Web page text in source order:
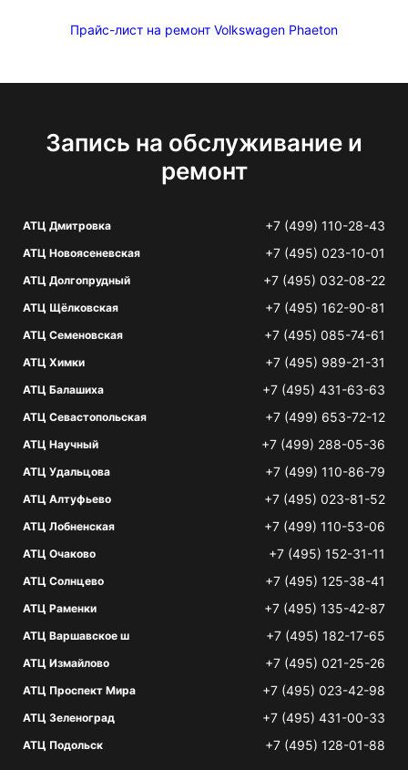
Прайс-лист на ремонт Volkswagen Phaeton
Запись на обслуживание и
ремонт
АТЦ Дмитровка +7 (499) 110-28-43
АТЦ Новоясеневская +7 (495) 023-10-01
АТЦ Долгопрудный +7 (495) 032-08-22
АТЦ Щёлковская +7 (495) 162-90-81
АТЦ Семеновская +7 (495) 085-74-61
АТЦ Химки +7 (495) 989-21-31
АТЦ Балашиха +7 (495) 431-63-63
АТЦ Севастопольская +7 (499) 653-72-12
АТЦ Научный +7 (499) 288-05-36
АТЦ Удальцова +7 (499) 110-86-79
АТЦ Алтуфьево +7 (495) 023-81-52
АТЦ Лобненская +7 (499) 110-53-06
АТЦ Очаково +7 (495) 152-31-11
АТЦ Солнцево +7 (495) 125-38-41
АТЦ Раменки +7 (495) 135-42-87
АТЦ Варшавское ш +7 (495) 182-17-65
АТЦ Измайлово +7 (495) 021-25-26
АТЦ Проспект Мира +7 (495) 023-42-98
АТЦ Зеленоград +7 (495) 431-00-33
АТЦ Подольск +7 (495) 128-01-88